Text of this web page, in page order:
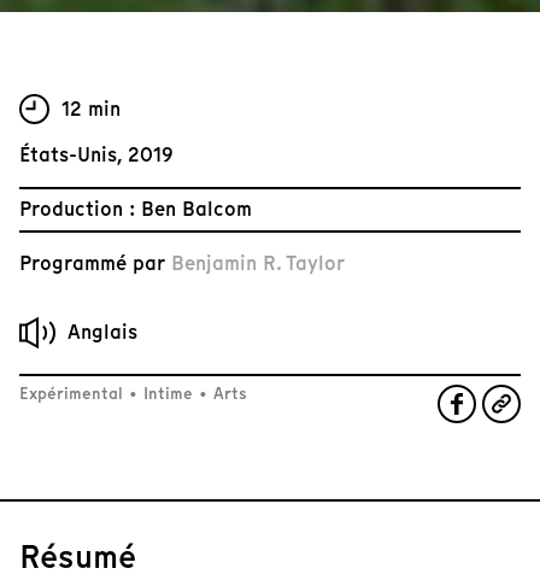
12 min
États-Unis, 2019
Production : Ben Balcom
Programmé par Benjamin R. Taylor
Anglais
Expérimental • Intime • Arts
Résumé